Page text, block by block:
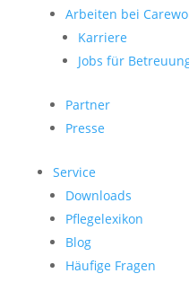
Arbeiten bei
Karriere
Jobs für
Partner
Presse
Service
Downloads
Pflegelexikon
Blog
Häufige Fragen